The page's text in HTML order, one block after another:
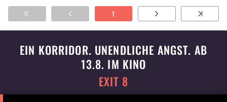
1
EIN KORRIDOR. UNENDLICHE ANGST. AB
13.8. IM KINO
EXIT 8